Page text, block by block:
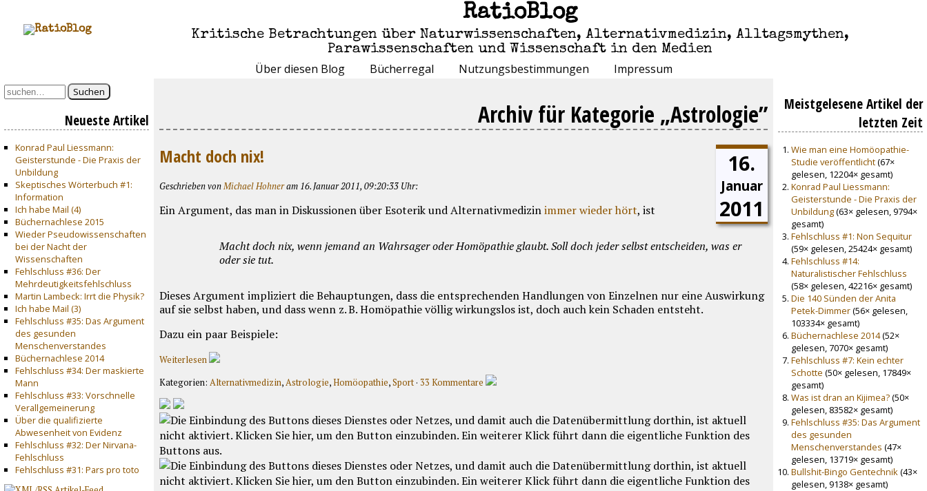
RatioBlog
Kritische Betrachtungen über Naturwissenschaften, Alternativmedizin, Alltagsmythen,
Parawissenschaften und Wissenschaft in den Medien
Über diesen Blog Bücherregal Nutzungsbestimmungen Impressum
Suchen
Neueste Artikel
Konrad Paul Liessmann:
Geisterstunde - Die Praxis der
Unbildung
Skeptisches Wörterbuch #1:
Information
Ich habe Mail (4)
Büchernachlese 2015
Wieder Pseudowissenschaften
bei der Nacht der
Wissenschaften
Fehlschluss #36: Der
Mehrdeutigkeitsfehlschluss
Martin Lambeck: Irrt die Physik?
Ich habe Mail (3)
Fehlschluss #35: Das Argument
des gesunden
Menschenverstandes
Büchernachlese 2014
Fehlschluss #34: Der maskierte
Mann
Fehlschluss #33: Vorschnelle
Verallgemeinerung
Über die qualifizierte
Abwesenheit von Evidenz
Fehlschluss #32: Der Nirvana-
Fehlschluss
Fehlschluss #31: Pars pro toto
Archiv für Kategorie „Astrologie”
16.
Januar
2011
Macht doch nix!
Geschrieben vonMichael Hohneram 16. Januar 2011, 09:20:33 Uhr:
Ein Argument, das man in Diskussionen über Esoterik und Alternativmedizinimmer wieder hört, ist
Macht doch nix, wenn jemand an Wahrsager oder Homöpathie glaubt. Soll doch jeder selbst entscheiden, was er
oder sie tut.
Dieses Argument impliziert die Behauptungen, dass die entsprechenden Handlungen von Einzelnen nur eine Auswirkung
auf sie selbst haben, und dass wenn z. B. Homöpathie völlig wirkungslos ist, doch auch kein Schaden entsteht.
Dazu ein paar Beispiele:
Weiterlesen
Kategorien: Alternativmedizin,Astrologie,Homöopathie,Sport· 33 Kommentare
Meistgelesene Artikel der
letzten Zeit
Wie man eine Homöopathie-
Studie veröffentlicht(67×
gelesen, 12204× gesamt)
Konrad Paul Liessmann:
Geisterstunde - Die Praxis der
Unbildung(63× gelesen, 9794×
gesamt)
Fehlschluss #1: Non Sequitur
(59× gelesen, 25424× gesamt)
Fehlschluss #14:
Naturalistischer Fehlschluss
(58× gelesen, 42216× gesamt)
Die 140 Sünden der Anita
Petek-Dimmer(56× gelesen,
103334× gesamt)
Büchernachlese 2014(52×
gelesen, 7070× gesamt)
Fehlschluss #7: Kein echter
Schotte (50× gelesen, 17849×
gesamt)
Was ist dran an Kijimea?(50×
gelesen, 83582× gesamt)
Fehlschluss #35: Das Argument
des gesunden
Menschenverstandes (47×
gelesen, 13719× gesamt)
Bullshit-Bingo Gentechnik(43×
gelesen, 9138× gesamt)